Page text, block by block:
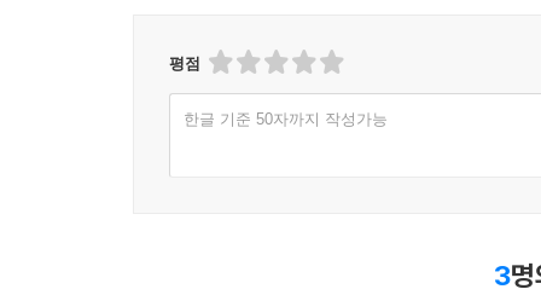
평점
한글 기준 50자까지 작성가능
3